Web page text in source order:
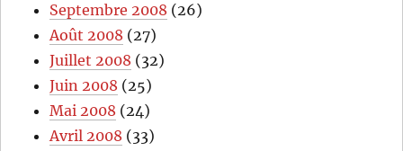
Septembre 2008 (26)
Août 2008 (27)
Juillet 2008 (32)
Juin 2008 (25)
Mai 2008 (24)
Avril 2008 (33)